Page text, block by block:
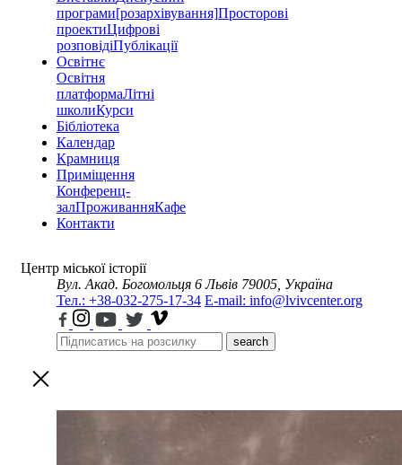
програми[розархівування]Просторові
проектиЦифрові
розповідіПублікації
Освітнє
Освітня
платформаЛітні
школиКурси
Бібліотека
Календар
Крамниця
Приміщення
Конференц-
залПроживанняКафе
Контакти
Центр міської історії
Вул. Акад. Богомольця 6 Львів 79005, Україна
Тел.: +38-032-275-17-34 E-mail: info@lvivcenter.org
search